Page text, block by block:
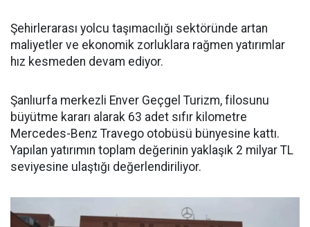
Şehirlerarası yolcu taşımacılığı sektöründe artan
maliyetler ve ekonomik zorluklara rağmen yatırımlar
hız kesmeden devam ediyor.
Şanlıurfa merkezli Enver Geçgel Turizm, filosunu
büyütme kararı alarak 63 adet sıfır kilometre
Mercedes-Benz Travego otobüsü bünyesine kattı.
Yapılan yatırımın toplam değerinin yaklaşık 2 milyar TL
seviyesine ulaştığı değerlendiriliyor.